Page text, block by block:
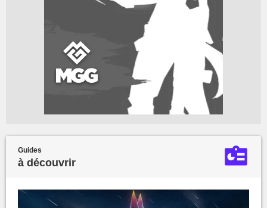
Guides
à découvrir